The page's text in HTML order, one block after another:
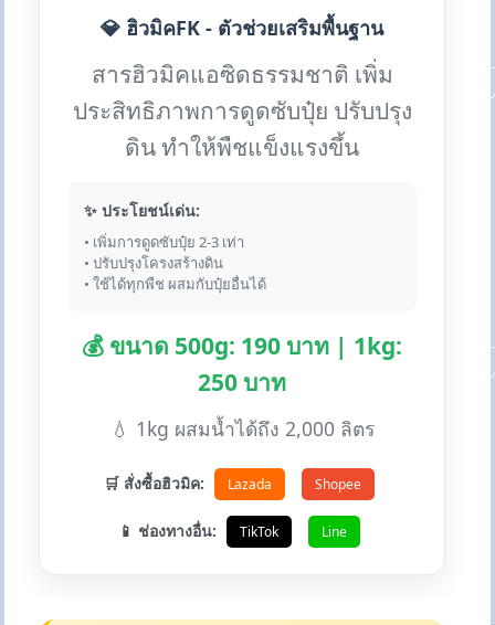
💎 ฮิวมิคFK - ตัวช่วยเสริมพื้นฐาน
สารฮิวมิคแอซิดธรรมชาติ เพิ่ม
ประสิทธิภาพการดูดซับปุ๋ย ปรับปรุง
ดิน ทำให้พืชแข็งแรงขึ้น
✨ ประโยชน์เด่น:
• เพิ่มการดูดซับปุ๋ย 2-3 เท่า
• ปรับปรุงโครงสร้างดิน
• ใช้ได้ทุกพืช ผสมกับปุ๋ยอื่นได้
💰 ขนาด 500g: 190 บาท | 1kg:
250 บาท
💧 1kg ผสมน้ำได้ถึง 2,000 ลิตร
🛒 สั่งซื้อฮิวมิค: Lazada Shopee
📱 ช่องทางอื่น: TikTok Line